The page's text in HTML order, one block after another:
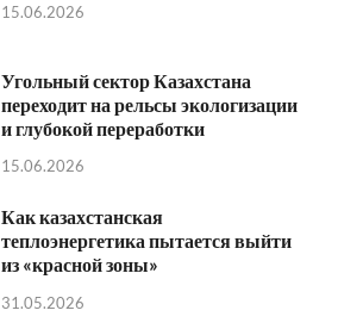
15.06.2026
Угольный сектор Казахстана
переходит на рельсы экологизации
и глубокой переработки
15.06.2026
Как казахстанская
теплоэнергетика пытается выйти
из «красной зоны»
31.05.2026